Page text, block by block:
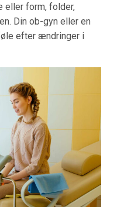
eller form, folder,
Din ob-gyn eller en
efter ændringer i